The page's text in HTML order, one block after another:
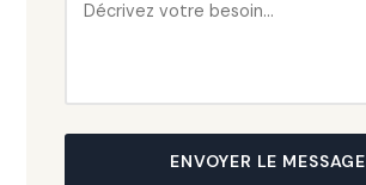
ENVOYER LE MESSAGE